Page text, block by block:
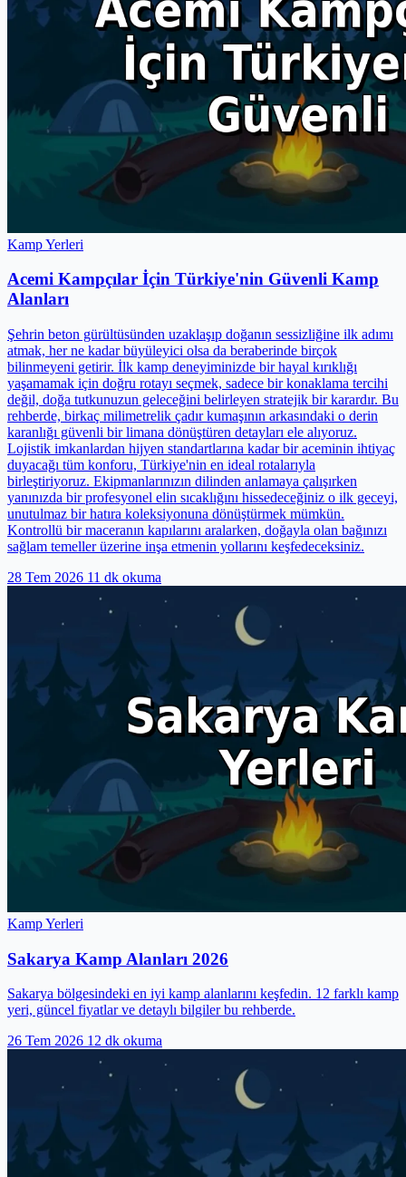
Kamp Yerleri
Acemi Kampçılar İçin Türkiye'nin Güvenli Kamp
Alanları
Şehrin beton gürültüsünden uzaklaşıp doğanın sessizliğine ilk adımı
atmak, her ne kadar büyüleyici olsa da beraberinde birçok
bilinmeyeni getirir. İlk kamp deneyiminizde bir hayal kırıklığı
yaşamamak için doğru rotayı seçmek, sadece bir konaklama tercihi
değil, doğa tutkunuzun geleceğini belirleyen stratejik bir karardır. Bu
rehberde, birkaç milimetrelik çadır kumaşının arkasındaki o derin
karanlığı güvenli bir limana dönüştüren detayları ele alıyoruz.
Lojistik imkanlardan hijyen standartlarına kadar bir aceminin ihtiyaç
duyacağı tüm konforu, Türkiye'nin en ideal rotalarıyla
birleştiriyoruz. Ekipmanlarınızın dilinden anlamaya çalışırken
yanınızda bir profesyonel elin sıcaklığını hissedeceğiniz o ilk geceyi,
unutulmaz bir hatıra koleksiyonuna dönüştürmek mümkün.
Kontrollü bir maceranın kapılarını aralarken, doğayla olan bağınızı
sağlam temeller üzerine inşa etmenin yollarını keşfedeceksiniz.
28 Tem 2026 11 dk okuma
Kamp Yerleri
Sakarya Kamp Alanları 2026
Sakarya bölgesindeki en iyi kamp alanlarını keşfedin. 12 farklı kamp
yeri, güncel fiyatlar ve detaylı bilgiler bu rehberde.
26 Tem 2026 12 dk okuma